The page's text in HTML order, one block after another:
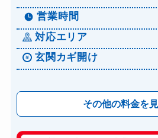
営業時間
対応エリア
玄関カギ開け
その他の料金を